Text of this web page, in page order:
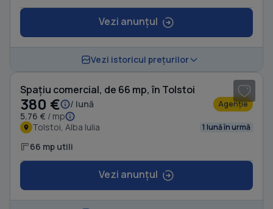
Vezi anunțul
Vezi istoricul prețurilor
Spațiu comercial, de 66 mp, în Tolstoi
380 €
/ lună
5.76 € / mp
Agenție
Tolstoi, Alba Iulia 1 lună în urmă
66 mp utili
Vezi anunțul